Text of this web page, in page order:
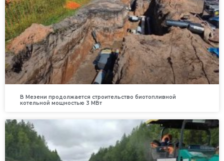
В Мезени продолжается строительство биотопливной
котельной мощностью 3 МВт